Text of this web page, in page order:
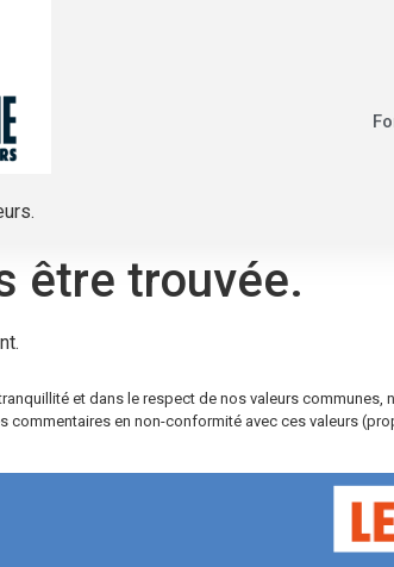
être trouvée.
et dans le respect de nos valeurs
commentaires en non-conformité avec ces valeurs